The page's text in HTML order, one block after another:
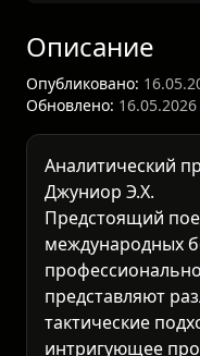
Описание
Опубликовано:
Обновлено: 16.05.2026
Аналитический
Джуниор Э.Х.
Предстоящий
международных
представляют
тактические
интригующее